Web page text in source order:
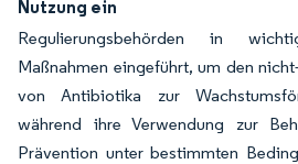
Nutzung ein
Regulierungsbehörden in
Maßnahmen eingeführt, um den
von Antibiotika zur
während ihre Verwendung zur
Prävention unter bestimmten